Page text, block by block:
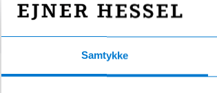
Samtykke